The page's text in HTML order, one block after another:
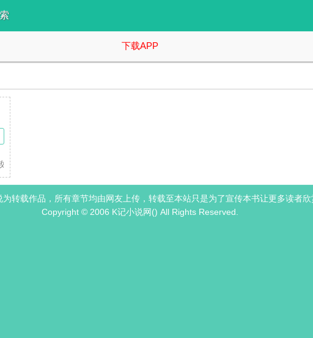
下载APP
（恋综+万人嫌变万人迷+雄竞修罗场＋微强制+训狗+不买股番外各1V1＋全
转载作品，所有章节均由网友上传，转载至本站只是为了宣传本书让更多读者欣
Copyright © 2006 K记小说网() All Rights Reserved.